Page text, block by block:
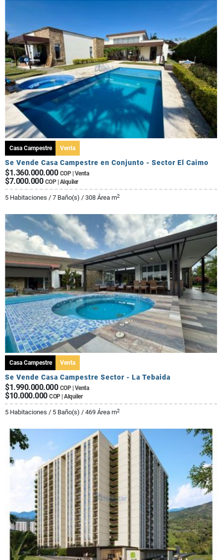
Casa Campestre Venta
Se Vende Casa Campestre en Conjunto - Sector El Caimo
$1.360.000.000 COP | Venta
$7.000.000 COP | Alquiler
5 Habitaciones / 7 Baño(s) / 308 Área m2
Casa Campestre Venta
Se Vende Casa Campestre Sector - La Tebaida
$1.990.000.000 COP | Venta
$10.000.000 COP | Alquiler
5 Habitaciones / 5 Baño(s) / 469 Área m2